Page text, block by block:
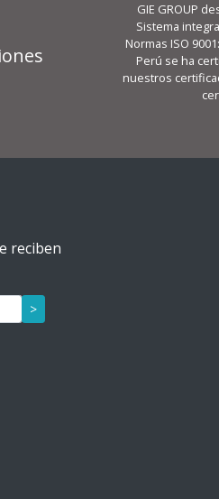
GIE GROUP
Sistema
Normas ISO
Perú se ha
nuestros
reciben
>